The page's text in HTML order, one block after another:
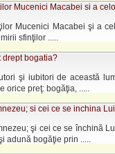
Mucenici Macabei si a
Mucenici Macabei şi a
sfinţilor .....
drept bogatia?
şi iubitori de această
orice preţ: bogăţia, .....
si cei ce se inchina
şi cei ce se închină
adună bogăţie prin .....